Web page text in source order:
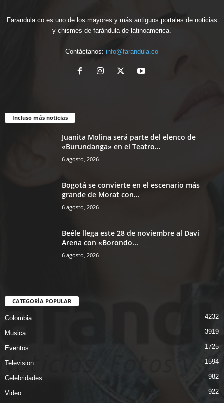
Farandula.co es uno de los mayores y más antiguos portales de noticias
y chismes de farándula de latinoamérica.
Contáctanos: info@farandula.co
Incluso más noticias
Juanita Molina será parte del elenco de
«Burundanga» en el Teatro...
6 agosto, 2026
Bogotá se convierte en el escenario más
grande de Morat con...
6 agosto, 2026
Beéle llega este 28 de noviembre al Davi
Arena con «Borondo...
6 agosto, 2026
CATEGORÍA POPULAR
Colombia 4232
Musica 3919
Eventos 1725
Television 1594
Celebridades 982
Video 922